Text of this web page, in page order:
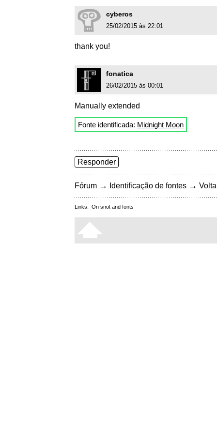
cyberos
25/02/2015 às 22:01
thank you!
fonatica
26/02/2015 às 00:01
Manually extended
Fonte identificada: Midnight Moon
Responder
Fórum → Identificação de fontes →
Links: On snot and fonts